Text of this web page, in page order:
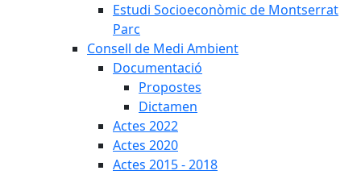
Estudi Socioeconòmic de Montserrat
Parc
Consell de Medi Ambient
Documentació
Propostes
Dictamen
Actes 2022
Actes 2020
Actes 2015 - 2018